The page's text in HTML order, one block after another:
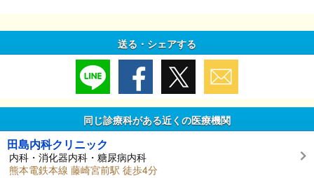
送る・シェアする
同じ診療科がある近くの医療機関
田島内科クリニック
内科・消化器内科・糖尿病内科
熊本電鉄本線 藤崎宮前駅 徒歩4分